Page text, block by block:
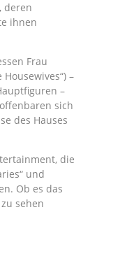
deren
ihnen
Frau
–
–
sich
des Hauses
die
und
Ob es das
sehen